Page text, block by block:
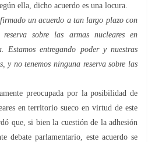
ella, dicho acuerdo es una locura.
un acuerdo a tan largo plazo con
sobre las armas nucleares en
entregando poder y nuestras
y no tenemos ninguna reserva sobre las
preocupada por la posibilidad de
en territorio sueco en virtud de este
que, si bien la cuestión de la adhesión
debate parlamentario, este acuerdo se